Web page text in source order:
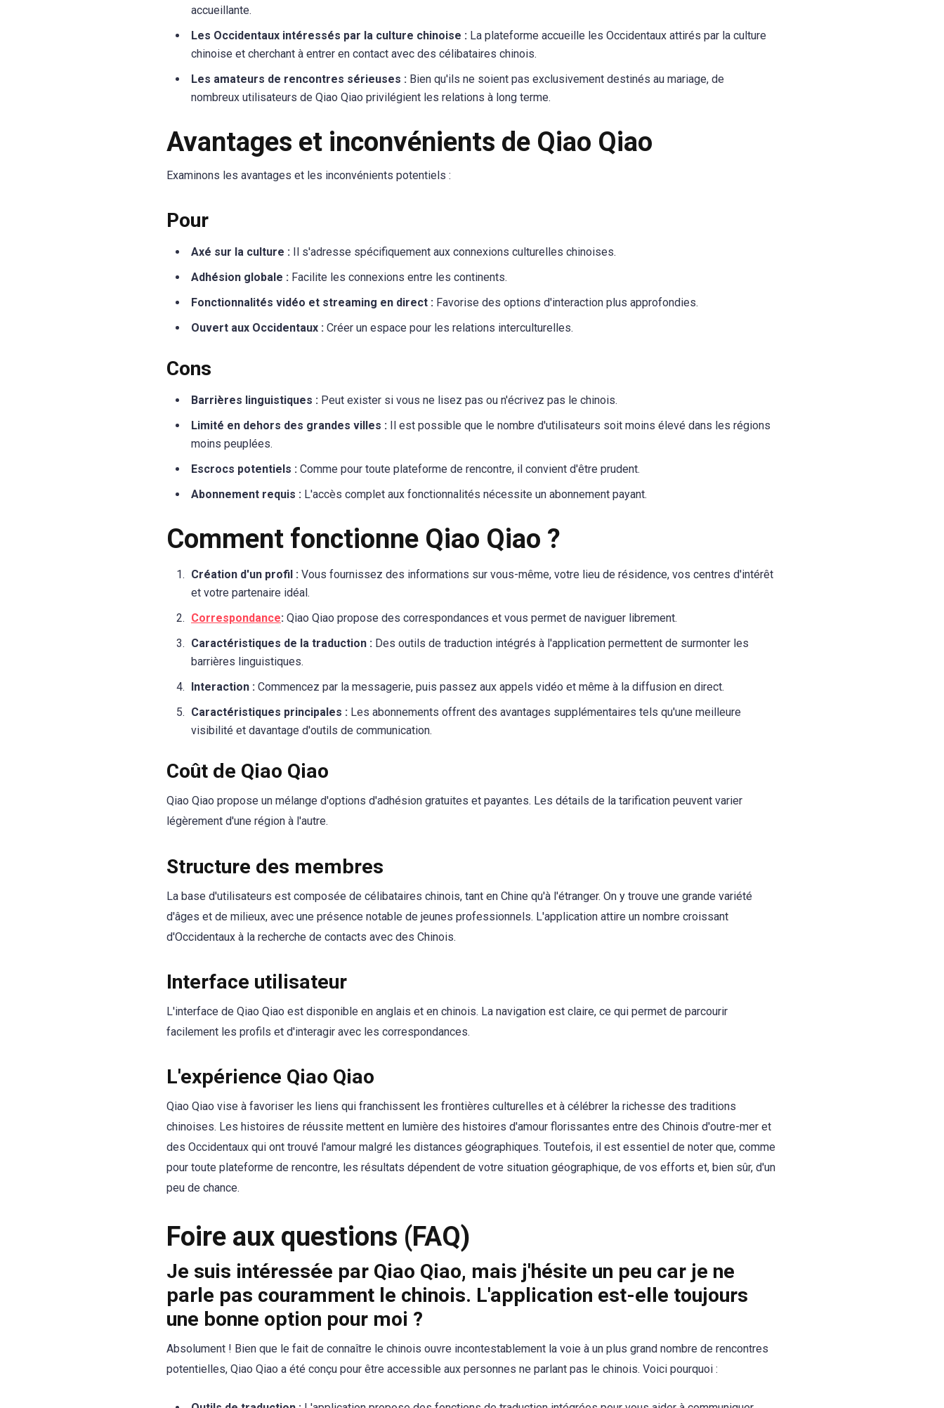
accueillante.
Les Occidentaux intéressés par la culture chinoise : La plateforme accueille les Occidentaux attirés par la culture
chinoise et cherchant à entrer en contact avec des célibataires chinois.
Les amateurs de rencontres sérieuses : Bien qu'ils ne soient pas exclusivement destinés au mariage, de
nombreux utilisateurs de Qiao Qiao privilégient les relations à long terme.
Avantages et inconvénients de Qiao Qiao
Examinons les avantages et les inconvénients potentiels :
Pour
Axé sur la culture : Il s'adresse spécifiquement aux connexions culturelles chinoises.
Adhésion globale : Facilite les connexions entre les continents.
Fonctionnalités vidéo et streaming en direct : Favorise des options d'interaction plus approfondies.
Ouvert aux Occidentaux : Créer un espace pour les relations interculturelles.
Cons
Barrières linguistiques : Peut exister si vous ne lisez pas ou n'écrivez pas le chinois.
Limité en dehors des grandes villes : Il est possible que le nombre d'utilisateurs soit moins élevé dans les régions
moins peuplées.
Escrocs potentiels : Comme pour toute plateforme de rencontre, il convient d'être prudent.
Abonnement requis : L'accès complet aux fonctionnalités nécessite un abonnement payant.
Comment fonctionne Qiao Qiao ?
Création d'un profil : Vous fournissez des informations sur vous-même, votre lieu de résidence, vos centres d'intérêt
et votre partenaire idéal.
Correspondance: Qiao Qiao propose des correspondances et vous permet de naviguer librement.
Caractéristiques de la traduction : Des outils de traduction intégrés à l'application permettent de surmonter les
barrières linguistiques.
Interaction : Commencez par la messagerie, puis passez aux appels vidéo et même à la diffusion en direct.
Caractéristiques principales : Les abonnements offrent des avantages supplémentaires tels qu'une meilleure
visibilité et davantage d'outils de communication.
Coût de Qiao Qiao
Qiao Qiao propose un mélange d'options d'adhésion gratuites et payantes. Les détails de la tarification peuvent varier
légèrement d'une région à l'autre.
Structure des membres
La base d'utilisateurs est composée de célibataires chinois, tant en Chine qu'à l'étranger. On y trouve une grande variété
d'âges et de milieux, avec une présence notable de jeunes professionnels. L'application attire un nombre croissant
d'Occidentaux à la recherche de contacts avec des Chinois.
Interface utilisateur
L'interface de Qiao Qiao est disponible en anglais et en chinois. La navigation est claire, ce qui permet de parcourir
facilement les profils et d'interagir avec les correspondances.
L'expérience Qiao Qiao
Qiao Qiao vise à favoriser les liens qui franchissent les frontières culturelles et à célébrer la richesse des traditions
chinoises. Les histoires de réussite mettent en lumière des histoires d'amour florissantes entre des Chinois d'outre-mer et
des Occidentaux qui ont trouvé l'amour malgré les distances géographiques. Toutefois, il est essentiel de noter que, comme
pour toute plateforme de rencontre, les résultats dépendent de votre situation géographique, de vos efforts et, bien sûr, d'un
peu de chance.
Foire aux questions (FAQ)
Je suis intéressée par Qiao Qiao, mais j'hésite un peu car je ne
parle pas couramment le chinois. L'application est-elle toujours
une bonne option pour moi ?
Absolument ! Bien que le fait de connaître le chinois ouvre incontestablement la voie à un plus grand nombre de rencontres
potentielles, Qiao Qiao a été conçu pour être accessible aux personnes ne parlant pas le chinois. Voici pourquoi :